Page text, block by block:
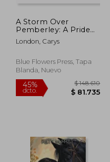
A Storm Over
Pemberley: A Pride
and Prejudice
Variation (en Inglés)
London, Carys
Blue Flowers Press, Tapa
Blanda, Nuevo